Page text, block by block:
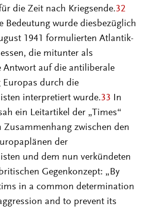
die Zeit nach Kriegsende.32
Bedeutung wurde diesbezüglich
1941 formulierten Atlantik-
die mitunter als
Antwort auf die antiliberale
Europas durch die
interpretiert wurde.33 In
ein Leitartikel der „Times“
Zusammenhang zwischen den
der
und dem nun verkündeten
Gegenkonzept: „By
in a common determination
and to prevent its